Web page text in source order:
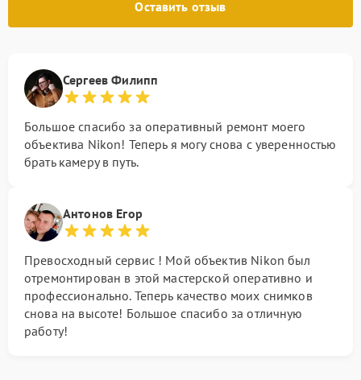
Оставить отзыв
Сергеев Филипп
Большое спасибо за оперативный ремонт моего
объектива Nikon! Теперь я могу снова с уверенностью
брать камеру в путь.
Антонов Егор
Превосходный сервис ! Мой объектив Nikon был
отремонтирован в этой мастерской оперативно и
профессионально. Теперь качество моих снимков
снова на высоте! Большое спасибо за отличную
работу!